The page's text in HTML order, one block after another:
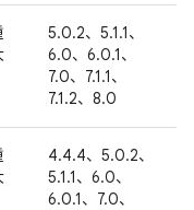
5.0.2、5.1.1、
6.0、6.0.1、
7.0、7.1.1、
7.1.2、8.0
4.4.4、5.0.2、
5.1.1、6.0、
6.0.1、7.0、